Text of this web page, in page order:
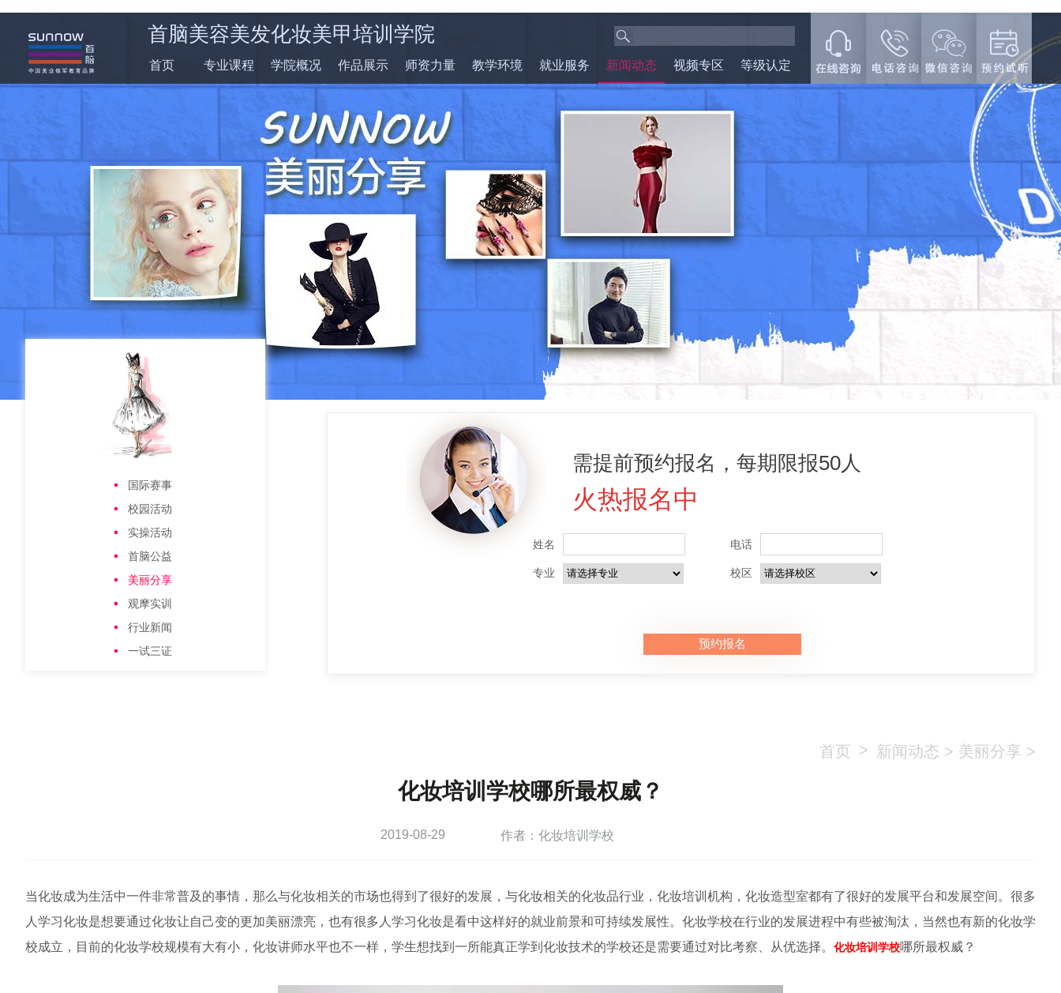
首脑美容美发化妆美甲培训学院
首页 专业课程 学院概况 作品展示 师资力量 教学环境 就业服务 新闻动态 视频专区 等级认定
国际赛事
校园活动
实操活动
首脑公益
美丽分享
观摩实训
行业新闻
一试三证
需提前预约报名，每期限报50人
火热报名中
姓名 电话
专业 校区
首页 > 新闻动态 > 美丽分享 >
化妆培训学校哪所最权威？
2019-08-29 作者：化妆培训学校
当化妆成为生活中一件非常普及的事情，那么与化妆相关的市场也得到了很好的发展，与化妆相关的化妆品行业，化妆培训机构，化妆造型室都有了很好的发展平台和发展空间。很多
人学习化妆是想要通过化妆让自己变的更加美丽漂亮，也有很多人学习化妆是看中这样好的就业前景和可持续发展性。化妆学校在行业的发展进程中有些被淘汰，当然也有新的化妆学
校成立，目前的化妆学校规模有大有小，化妆讲师水平也不一样，学生想找到一所能真正学到化妆技术的学校还是需要通过对比考察、从优选择。 化妆培训学校哪所最权威？